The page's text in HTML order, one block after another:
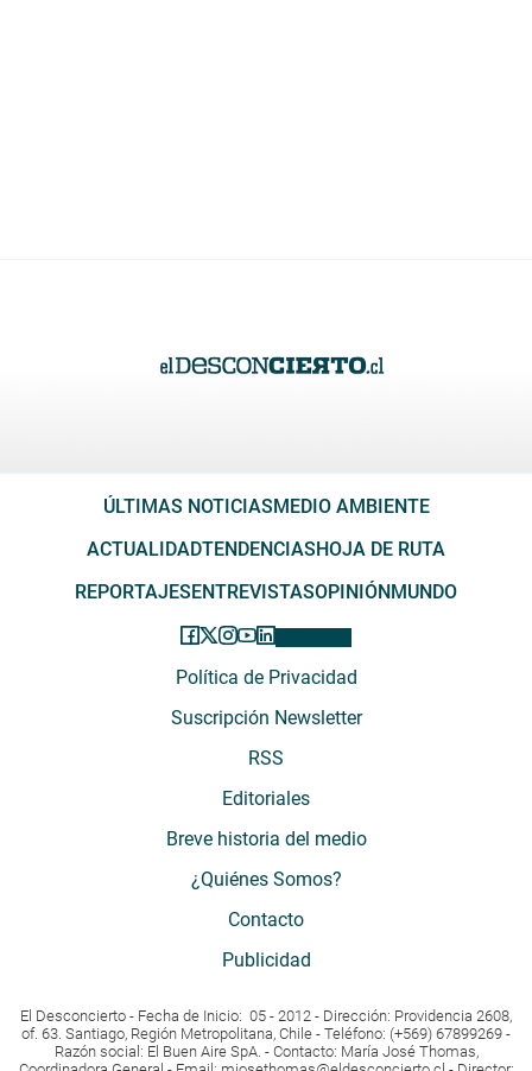
ÚLTIMAS NOTICIAS MEDIO AMBIENTE
ACTUALIDADTENDENCIAS HOJA DE RUTA
REPORTAJES ENTREVISTASOPINIÓN MUNDO
Política de Privacidad
Suscripción Newsletter
RSS
Editoriales
Breve historia del medio
¿Quiénes Somos?
Contacto
Publicidad
El Desconcierto - Fecha de Inicio: 05 - 2012 - Dirección: Providencia 2608,
of. 63. Santiago, Región Metropolitana, Chile - Teléfono: (+569) 67899269 -
Razón social: El Buen Aire SpA. - Contacto: María José Thomas,